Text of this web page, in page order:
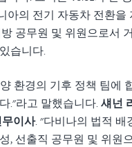
아의 전기 자동차 전환을
공무원 및 위원으로서
습니다.
환경의 기후 정책 팀에
."라고 말했습니다.섀넌
이사. "다비나의 법적 배
, 선출직 공무원 및 위원